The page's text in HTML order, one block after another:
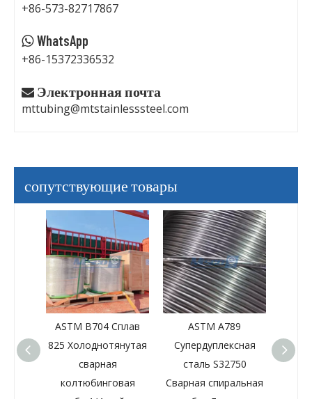
+86-573-82717867
 WhatsApp
+86-15372336532
 Электронная почта
mttubing@mtstainlesssteel.com
сопутствующие товары
B704 Сплав
Холоднотянутая
сварная
колтюбинговая
ASTM A789
Супердуплексная
сталь S32750
Сварная спиральная
Дуплексная
сварная гибкая
труба диаметром